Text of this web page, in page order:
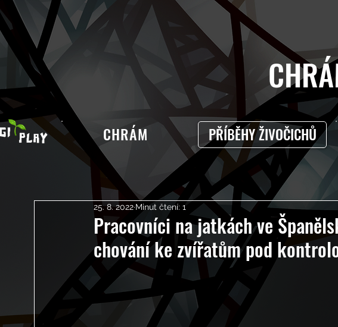
CHRÁM PŘÍBĚHY ŽIVOČICHŮ
Pracovníci na jatkách ve
chování ke zvířatům pod
25. 8. 2022 Minut čtení: 1